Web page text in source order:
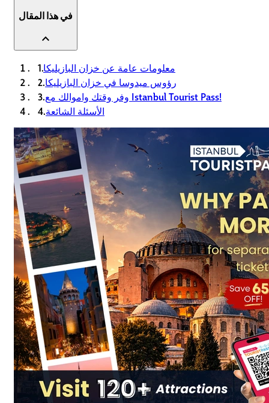
في هذا المقال
expand_less
1.معلومات عامة عن خزان البازيليكا
2.رؤوس ميدوسا في خزان البازيليكا
3.
وفر وقتك واموالك مع Istanbul Tourist Pass!
4.الأسئلة الشائعة